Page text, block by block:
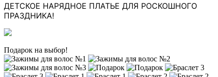
ДЕТСКОЕ НАРЯДНОЕ ПЛАТЬЕ ДЛЯ РОСКОШНОГО
ПРАЗДНИКА!
Подарок на выбор!